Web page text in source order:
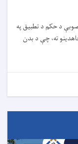
د حکم د تطبیق په
ته، چې د بدن